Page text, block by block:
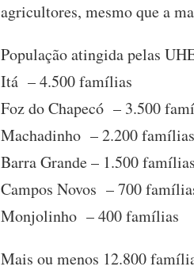
agricultores, mesmo que a
População atingida pelas
Itá – 4.500 famílias
Foz do Chapecó – 3.500
Machadinho – 2.200 famílias
Barra Grande – 1.500 famílias
Campos Novos – 700
Monjolinho – 400 famílias
Mais ou menos 12.800